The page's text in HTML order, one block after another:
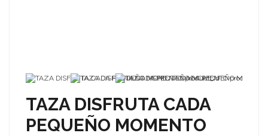
TAZA DISFRUTA CADA
PEQUEÑO MOMENTO